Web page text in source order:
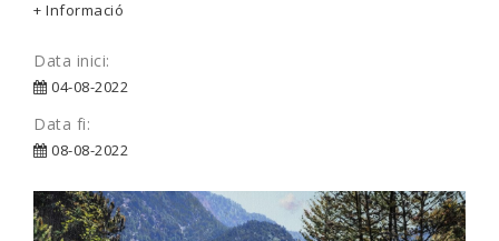
+ Informació
Data inici:
04-08-2022
Data fi:
08-08-2022